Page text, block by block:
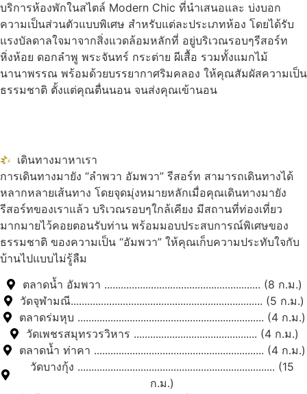
บริการห้องพักในสไตล์ Modern Chic ที่นำเสนอและ บ่งบอก
ความเป็นส่วนตัวแบบพิเศษ สำหรับแต่ละประเภทห้อง โดยได้รับ
แรงบัลดาลใจมาจากสิ่งแวดล้อมหลักที่ อยู่บริเวณรอบๆรีสอร์ท
หิ่งห้อย ดอกลำพู พระจันทร์ กระต่าย ผีเสื้อ รวมทั้งแมกไม้
นานาพรรณ พร้อมด้วยบรรยากาศริมคลอง ให้คุณสัมผัสความเป็น
ธรรมชาติ ตั้งแต่คุณตื่นนอน จนส่งคุณเข้านอน
เดินทางมาหาเรา
การเดินทางมายัง “ลำพวา อัมพวา” รีสอร์ท สามารถเดินทางได้
หลากหลายเส้นทาง โดยจุดมุ่งหมายหลักเมื่อคุณเดินทางมายัง
รีสอร์ทของเราแล้ว บริเวณรอบๆใกล้เคียง มีสถานที่ท่องเที่ยว
มากมายไว้คอยตอนรับท่าน พร้อมมอบประสบการณ์พิเศษของ
ธรรมชาติ ของความเป็น “อัมพวา” ให้คุณเก็บความประทับใจกับ
บ้านไปแบบไม่รู้ลืม
ตลาดน้ำ อัมพวา ......................................................... (8 ก.ม.)
วัดจุฬามณี...................................................................... (5 ก.ม.)
ตลาดร่มหุบ .................................................................... (4 ก.ม.)
วัดเพชรสมุทรวรวิหาร ............................................. (4 ก.ม.)
ตลาดน้ำ ท่าคา .............................................................. (4 ก.ม.)
วัดบางกุ้ง ........................................................................ (15
ก.ม.)